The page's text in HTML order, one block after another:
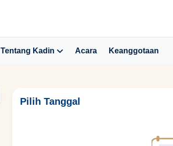
Tentang Kadin Acara Keanggotaan
Pilih Tanggal